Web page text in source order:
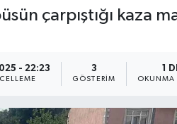
çarpıştığı kaza
- 22:23 3
GÖSTERIM
1
OKUNMA